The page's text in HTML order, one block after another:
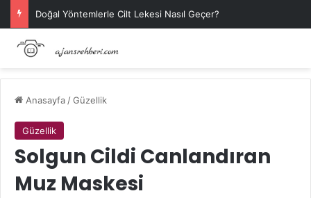
Doğal Yöntemlerle Cilt Lekesi Nasıl Geçer?
Anasayfa /Güzellik
Güzellik
Solgun Cildi Canlandıran
Muz Maskesi